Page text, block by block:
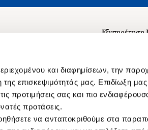
και διαφημίσεων, την
επισκεψιμότητάς μας. Επιδίωξη μας
προτιμήσεις σας και πιο
προτάσεις.
να ανταποκριθούμε στα
και τη Βιβλιοθήκη
B2B
Δικαίωμα